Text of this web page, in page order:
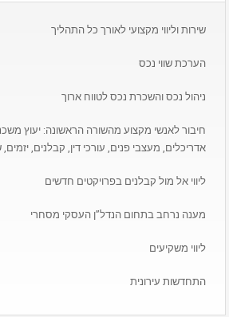
שירות וליווי מקצועי לאורך כל התהליך
הערכת שווי נכס
ניהול נכס והשכרת נכס לטווח ארוך
חיבור לאנשי מקצוע מהשורה הראשונה: יעוץ
אדריכלים, מעצבי פנים, עורכי דין, קבלנים, יזמים,
ליווי אל מול קבלנים בפרויקטים חדשים
מענה נרחב בתחום הנדל”ן העסקי מסחרי
ליווי משקיעים
התחדשות עירונית